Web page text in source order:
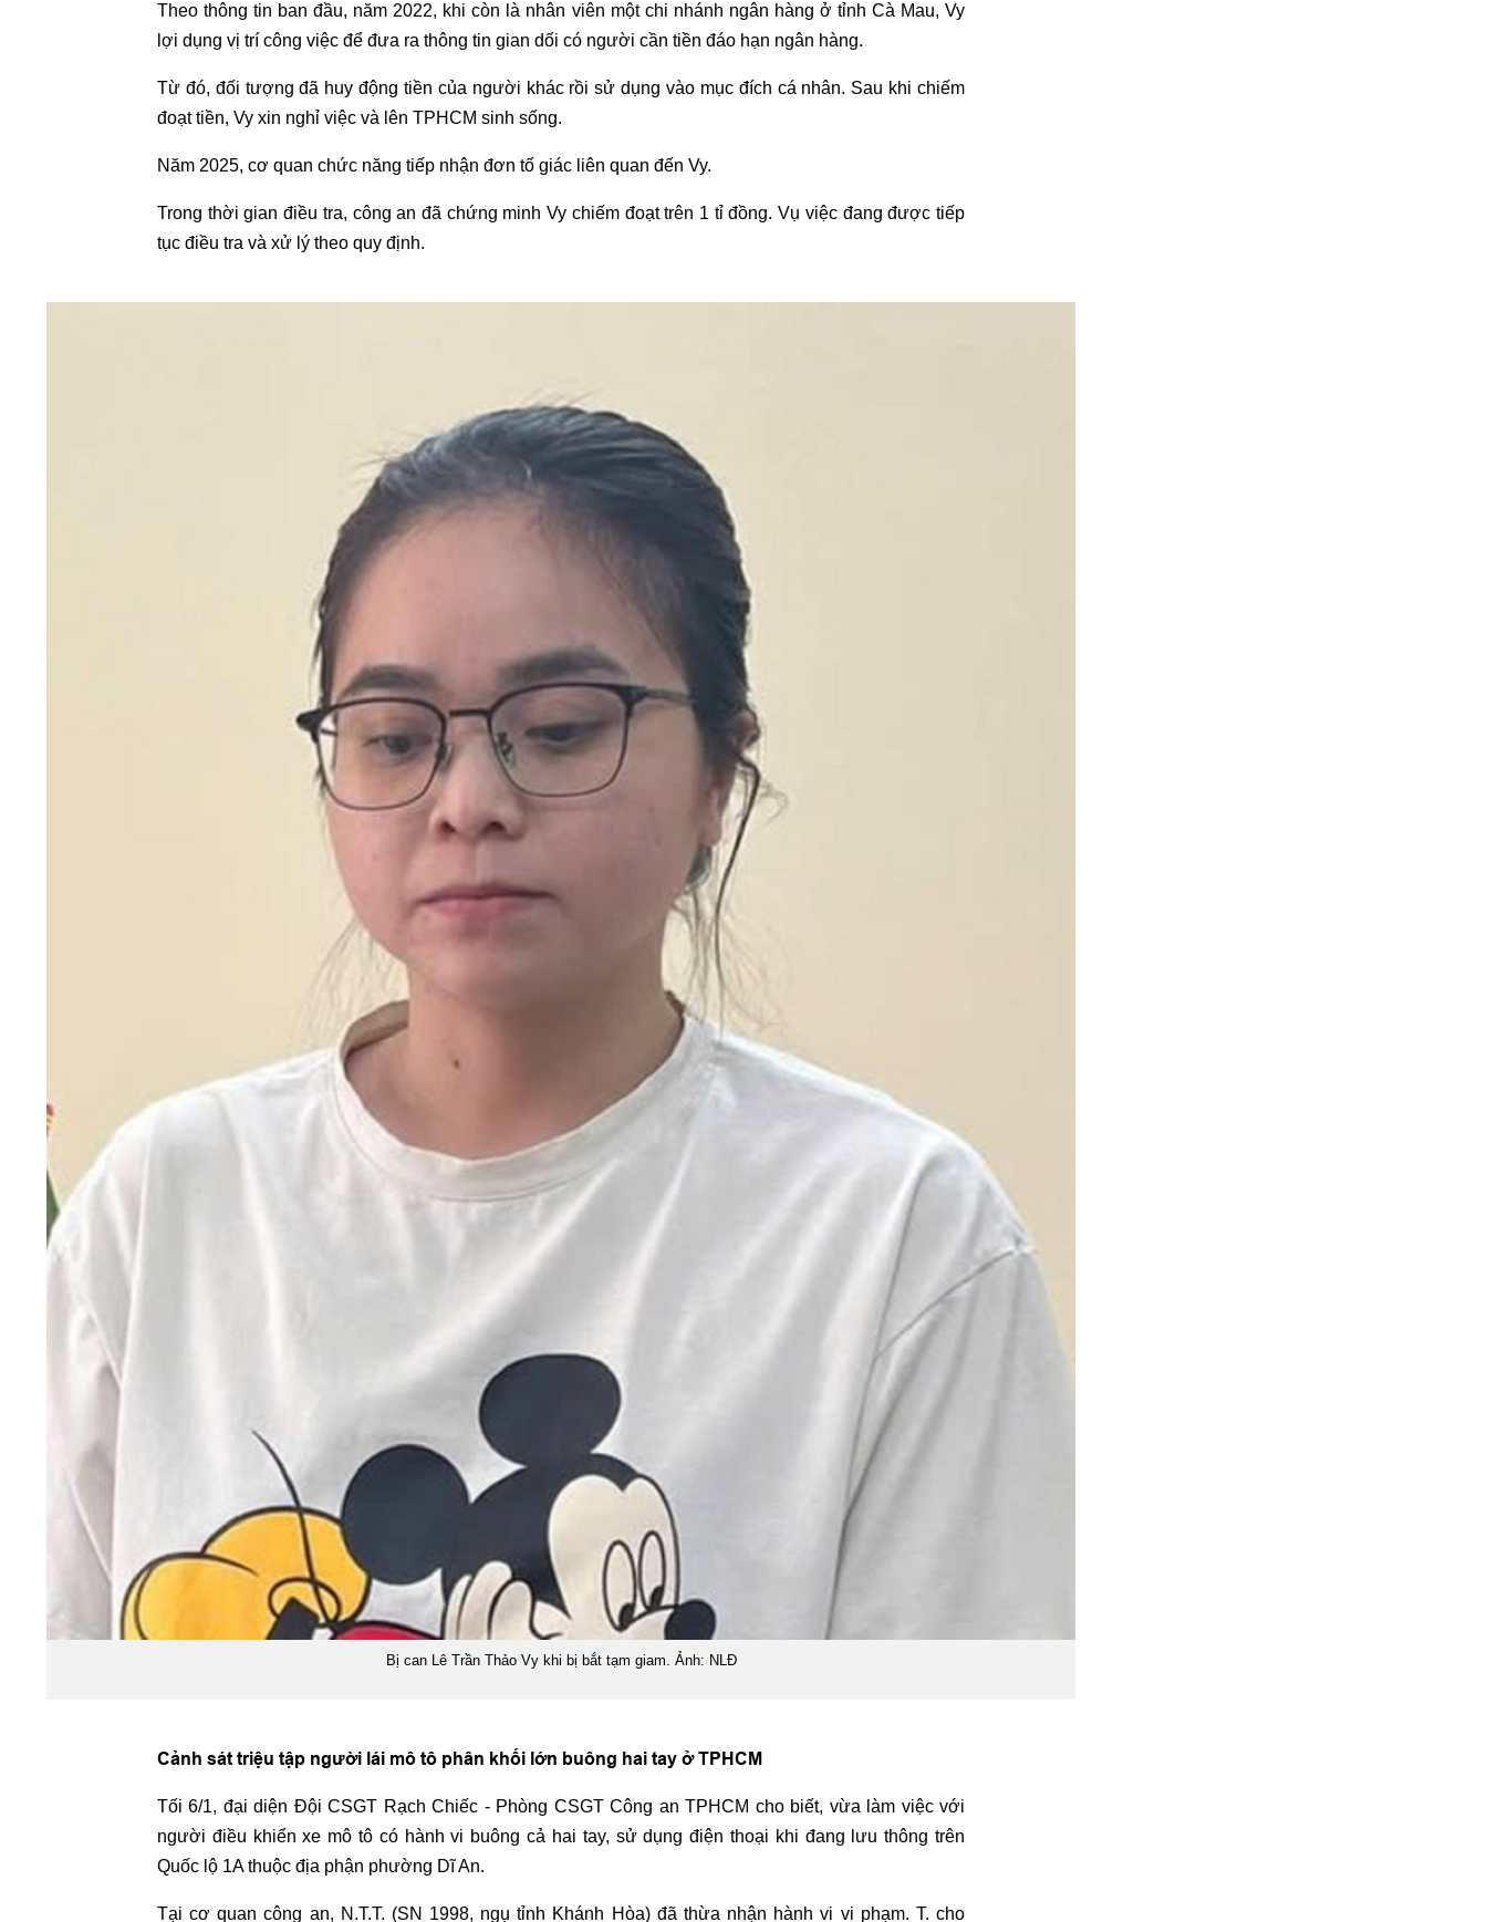
Theo thông tin ban đầu, năm 2022, khi còn là nhân viên một chi nhánh ngân hàng ở tỉnh Cà Mau, Vy
lợi dụng vị trí công việc để đưa ra thông tin gian dối có người cần tiền đáo hạn ngân hàng.
Từ đó, đối tượng đã huy động tiền của người khác rồi sử dụng vào mục đích cá nhân. Sau khi chiếm
đoạt tiền, Vy xin nghỉ việc và lên TPHCM sinh sống.
Năm 2025, cơ quan chức năng tiếp nhận đơn tố giác liên quan đến Vy.
Trong thời gian điều tra, công an đã chứng minh Vy chiếm đoạt trên 1 tỉ đồng. Vụ việc đang được tiếp
tục điều tra và xử lý theo quy định.
Bị can Lê Trần Thảo Vy khi bị bắt tạm giam. Ảnh: NLĐ
Cảnh sát triệu tập người lái mô tô phân khối lớn buông hai tay ở TPHCM
Tối 6/1, đại diện Đội CSGT Rạch Chiếc - Phòng CSGT Công an TPHCM cho biết, vừa làm việc với
người điều khiển xe mô tô có hành vi buông cả hai tay, sử dụng điện thoại khi đang lưu thông trên
Quốc lộ 1A thuộc địa phận phường Dĩ An.
Tại cơ quan công an, N.T.T. (SN 1998, ngụ tỉnh Khánh Hòa) đã thừa nhận hành vi vi phạm. T. cho